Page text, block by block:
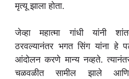
मृत्यू झाला होता.
जेव्हा महात्मा गांधी यांनी
ठरवल्यानंतर भगत सिंग यांना हे
आंदोलन करणे मान्य नव्हते.
चळवळीत सामील झाले आणि